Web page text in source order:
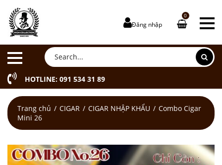
Đăng nhập
0
HOTLINE: 091 534 31 89
Trang chủ CIGAR CIGAR NHẬP KHẨU
Combo Cigar
Mini 26